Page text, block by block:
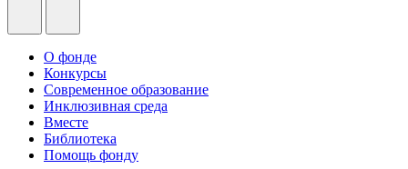
О фонде
Конкурсы
Современное образование
Инклюзивная среда
Вместе
Библиотека
Помощь фонду